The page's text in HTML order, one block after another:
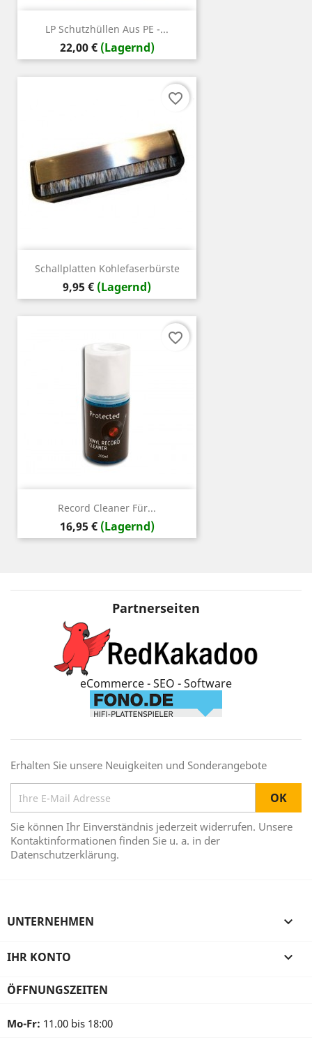
LP Schutzhüllen Aus PE -...
Preis
22,00 € (Lagernd)
Schallplatten Kohlefaserbürste
Preis
9,95 € (Lagernd)
favorite_border
Record Cleaner Für...
Preis
16,95 € (Lagernd)
favorite_border
Partnerseiten
eCommerce - SEO - Software
Erhalten Sie unsere Neuigkeiten und Sonderangebote
Sie können Ihr Einverständnis jederzeit widerrufen. Unsere
Kontaktinformationen finden Sie u. a. in der
Datenschutzerklärung.
UNTERNEHMEN 
IHR KONTO 
ÖFFNUNGSZEITEN
Mo-Fr: 11.00 bis 18:00